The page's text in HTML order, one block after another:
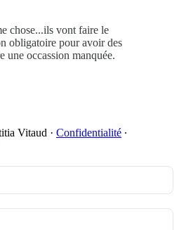
chose...ils vont faire le
obligatoire pour avoir des
une occassion manquée.
Vitaud · Confidentialité ∙